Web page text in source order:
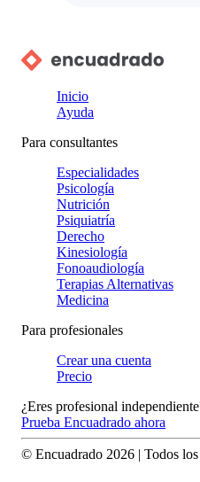
Inicio
Ayuda
Para consultantes
Especialidades
Psicología
Nutrición
Psiquiatría
Derecho
Kinesiología
Fonoaudiología
Terapias Alternativas
Medicina
Para profesionales
Crear una cuenta
Precio
¿Eres profesional
Prueba Encuadrado ahora
© Encuadrado 2026 | Todos